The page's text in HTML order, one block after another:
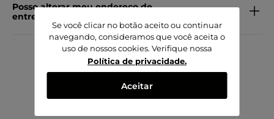
Se você clicar no botão aceito ou continuar
navegando, consideramos que você aceita o
uso de nossos cookies. Verifique nossa
Política de privacidade.
Aceitar
Posso alterar meu endereço de
entrega?